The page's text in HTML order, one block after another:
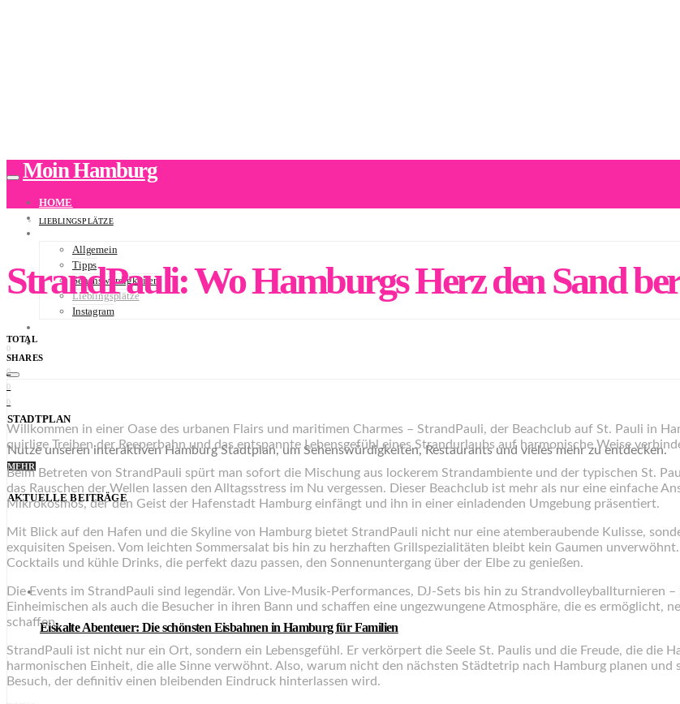
Moin Hamburg
HOME
ÜBER UNS
Allgemein
Tipps
Sehenswürdigkeiten
Lieblingsplätze
Instagram
STADTPLAN
Nutze unseren interaktiven Hamburg Stadtplan, um Sehenswürdigkeiten, Restaurants und vieles mehr zu entdecken.
MEHR
AKTUELLE BEITRÄGE
Eiskalte Abenteuer: Die schönsten Eisbahnen in Hamburg für Familien
LIEBLINGSPLÄTZE
StrandPauli: Wo Hamburgs Herz den Sand
TOTAL
0
SHARES
0
0
0
Willkommen in einer Oase des urbanen Flairs und maritimen Charmes – StrandPauli, der Beachclub auf St. Pauli in
quirlige Treiben der Reeperbahn und das entspannte Lebensgefühl eines Strandurlaubs auf harmonische Weise
Beim Betreten von StrandPauli spürt man sofort die Mischung aus lockerem Strandambiente und der typischen St.
das Rauschen der Wellen lassen den Alltagsstress im Nu vergessen. Dieser Beachclub ist mehr als nur eine einfache
Mikrokosmos, der den Geist der Hafenstadt Hamburg einfängt und ihn in einer einladenden Umgebung präsentiert.
Mit Blick auf den Hafen und die Skyline von Hamburg bietet StrandPauli nicht nur eine atemberaubende Kulisse,
exquisiten Speisen. Vom leichten Sommersalat bis hin zu herzhaften Grillspezialitäten bleibt kein Gaumen
Cocktails und kühle Drinks, die perfekt dazu passen, den Sonnenuntergang über der Elbe zu genießen.
Die Events im StrandPauli sind legendär. Von Live-Musik-Performances, DJ-Sets bis hin zu
Einheimischen als auch die Besucher in ihren Bann und schaffen eine ungezwungene Atmosphäre, die es ermöglicht,
schaffen.
StrandPauli ist nicht nur ein Ort, sondern ein Lebensgefühl. Er verkörpert die Seele St. Paulis und die Freude, die die
harmonischen Einheit, die alle Sinne verwöhnt. Also, warum nicht den nächsten Städtetrip nach Hamburg planen
Besuch, der definitiv einen bleibenden Eindruck hinterlassen wird.